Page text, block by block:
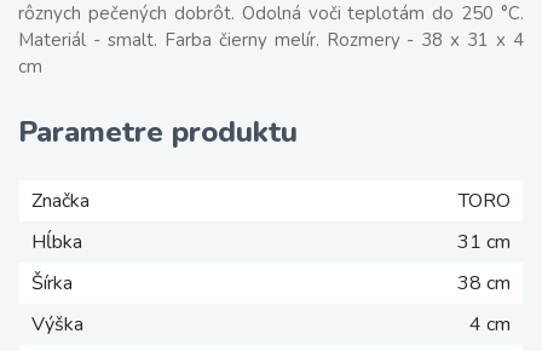
rôznych pečených dobrôt. Odolná voči teplotám do 250 °C.
Materiál - smalt. Farba čierny melír. Rozmery - 38 x 31 x 4
cm
Parametre produktu
Značka
TORO
Hĺbka
31 cm
Šírka
38 cm
Výška
4 cm